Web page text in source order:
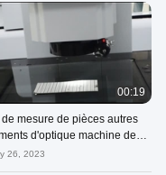
00:19
de mesure de pièces autres
d'optique machine de
vidéo instruments d'optique
26, 2023